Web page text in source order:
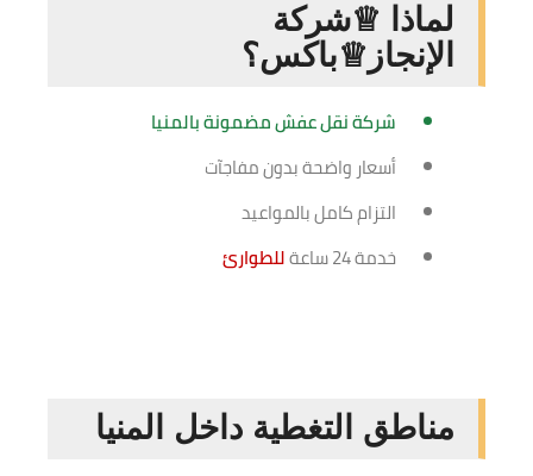
لماذا ♕شركة
الإنجاز♕باكس؟
شركة نقل عفش مضمونة بالمنيا
أسعار واضحة بدون مفاجآت
التزام كامل بالمواعيد
خدمة 24 ساعة
للطوارئ
مناطق التغطية داخل المنيا